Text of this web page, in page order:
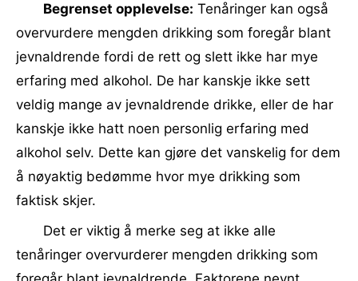
Begrenset opplevelse: Tenåringer kan også
overvurdere mengden drikking som foregår blant
jevnaldrende fordi de rett og slett ikke har mye
erfaring med alkohol. De har kanskje ikke sett
veldig mange av jevnaldrende drikke, eller de har
kanskje ikke hatt noen personlig erfaring med
alkohol selv. Dette kan gjøre det vanskelig for dem
å nøyaktig bedømme hvor mye drikking som
faktisk skjer.
Det er viktig å merke seg at ikke alle
tenåringer overvurderer mengden drikking som